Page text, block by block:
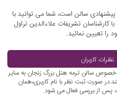
سالن است، شما می توانید با
کارشناسان تشریفات علاءالدین تراول
را تعیین نمائید.
نظرات کاربران
خصوص سالن ترمه هتل بزرگ زنجان به سایر
صورت ثبت نظر با نام کاربری،همان
پس از بررسی فعال می شود.